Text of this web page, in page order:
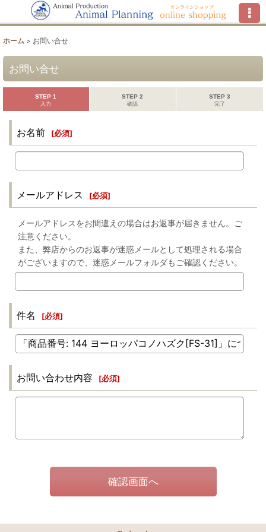
ホーム > お問い合せ
お問い合せ
STEP 1
入力
STEP 2
確認
STEP 3
完了
お名前 [必須]
メールアドレス [必須]
メールアドレスをお間違えの場合はお返事が届きません。ご
注意ください。
また、弊店からのお返事が迷惑メールとして処理される場合
がございますので、迷惑メールフォルダもご確認ください。
件名 [必須]
お問い合わせ内容 [必須]
確認画面へ